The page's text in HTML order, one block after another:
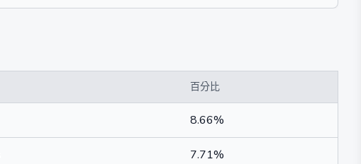
百分比
8.66%
7.71%